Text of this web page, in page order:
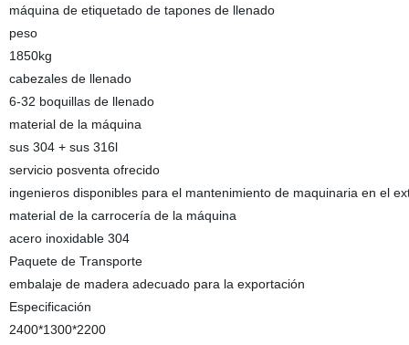
máquina de etiquetado de tapones de llenado
peso
1850kg
cabezales de llenado
6-32 boquillas de llenado
material de la máquina
sus 304 + sus 316l
servicio posventa ofrecido
ingenieros disponibles para el mantenimiento de maquinaria en el
material de la carrocería de la máquina
acero inoxidable 304
Paquete de Transporte
embalaje de madera adecuado para la exportación
Especificación
2400*1300*2200